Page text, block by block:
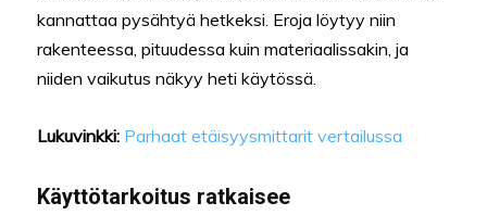
kannattaa pysähtyä hetkeksi. Eroja löytyy niin
rakenteessa, pituudessa kuin materiaalissakin, ja
niiden vaikutus näkyy heti käytössä.
Lukuvinkki: Parhaat etäisyysmittarit vertailussa
Käyttötarkoitus ratkaisee